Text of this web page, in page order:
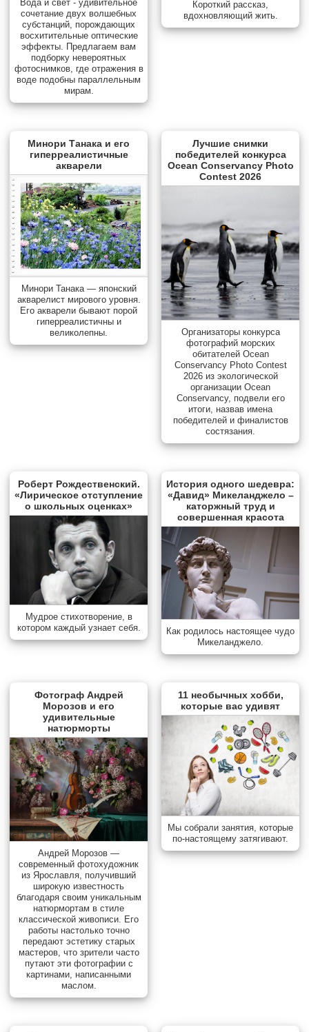
Вода и свет - удивительное
сочетание двух волшебных
субстанций, порождающих
восхитительные оптические
эффекты. Предлагаем вам
подборку невероятных
фотоснимков, где отражения в
воде подобны параллельным
мирам.
Короткий рассказ,
вдохновляющий жить.
Минори Танака и его
гиперреалистичные
акварели
Минори Танака — японский
акварелист мирового уровня.
Его акварели бывают порой
гиперреалистичны и
великолепны.
Лучшие снимки
победителей конкурса
Ocean Conservancy Photo
Contest 2026
Организаторы конкурса
фотографий морских
обитателей Ocean
Conservancy Photo Contest
2026 из экологической
организации Ocean
Conservancy, подвели его
итоги, назвав имена
победителей и финалистов
состязания.
Роберт Рождественский.
«Лирическое отступление
о школьных оценках»
Мудрое стихотворение, в
котором каждый узнает себя.
История одного шедевра:
«Давид» Микеланджело –
каторжный труд и
совершенная красота
Как родилось настоящее чудо
Микеланджело.
Фотограф Андрей
Морозов и его
удивительные
натюрморты
Андрей Морозов —
современный фотохудожник
из Ярославля, получивший
широкую известность
благодаря своим уникальным
натюрмортам в стиле
классической живописи. Его
работы настолько точно
передают эстетику старых
мастеров, что зрители часто
путают эти фотографии с
картинами, написанными
маслом.
11 необычных хобби,
которые вас удивят
Мы собрали занятия, которые
по-настоящему затягивают.